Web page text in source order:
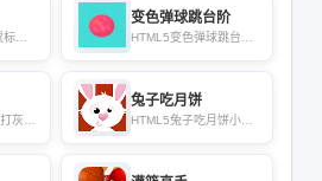
倾
变色弹球跳台阶
HTML5变色弹球跳台阶
灰太
兔子吃月饼
HTML5兔子吃月饼小游